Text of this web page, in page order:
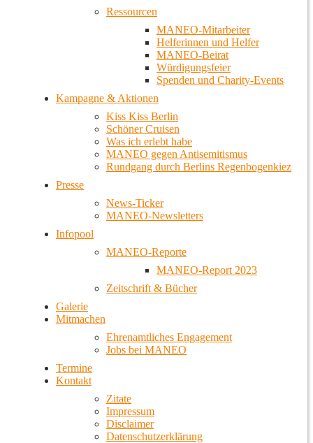
Ressourcen
MANEO-Mitarbeiter
Helferinnen und Helfer
MANEO-Beirat
Würdigungsfeier
Spenden und Charity-Events
Kampagne & Aktionen
Kiss Kiss Berlin
Schöner Cruisen
Was ich erlebt habe
MANEO gegen Antisemitismus
Rundgang durch Berlins Regenbogenkiez
Presse
News-Ticker
MANEO-Newsletters
Infopool
MANEO-Reporte
MANEO-Report 2023
Zeitschrift & Bücher
Galerie
Mitmachen
Ehrenamtliches Engagement
Jobs bei MANEO
Termine
Kontakt
Zitate
Impressum
Disclaimer
Datenschutzerklärung